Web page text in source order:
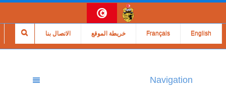
الاتصال بنا خريطة الموقع Français English
Navigation